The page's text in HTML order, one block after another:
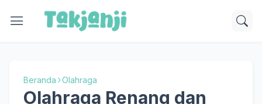
Beranda Olahraga
Olahraga Renang dan